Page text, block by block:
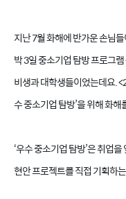
지난 7월 화해에 반가운 손님
박 3일 중소기업 탐방 프로그
비생과 대학생들이었는데요.
수 중소기업 탐방’을 위해 화
‘우수 중소기업 탐방’은 취업
현안 프로젝트를 직접 기획하